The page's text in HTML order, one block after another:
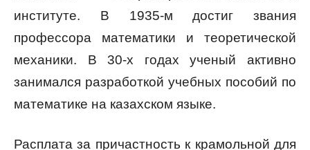
институте. В 1935-м достиг звания
профессора математики и теоретической
механики. В 30-х годах ученый активно
занимался разработкой учебных пособий по
математике на казахском языке.
Расплата за причастность к крамольной для